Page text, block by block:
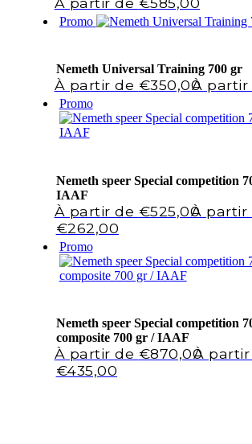
Promo
Nemeth Universal Training 700 gr
€350,00 Le
prix
initial
était :
Promo
Nemeth speer Special competition
IAAF
€525,00 Le
prix
€525,00.
€262,00
actuel
est :
€262,00.
Promo
Nemeth speer Special competition
composite 700 gr / IAAF
€870,00 Le
prix
€435,00